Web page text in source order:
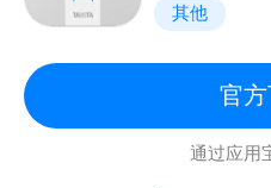
其他
官
通过应用